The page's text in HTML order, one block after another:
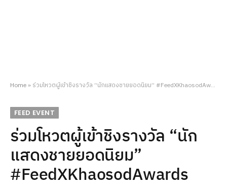
Home» ร่วมโหวตผู้เข้าชิงรางวัล “นักแสดงชายยอดนิยม” #FeedXKhaosodAwards
FEED EVENT
ร่วมโหวตผู้เข้าชิงรางวัล “นัก
แสดงชายยอดนิยม”
#FeedXKhaosodAwards